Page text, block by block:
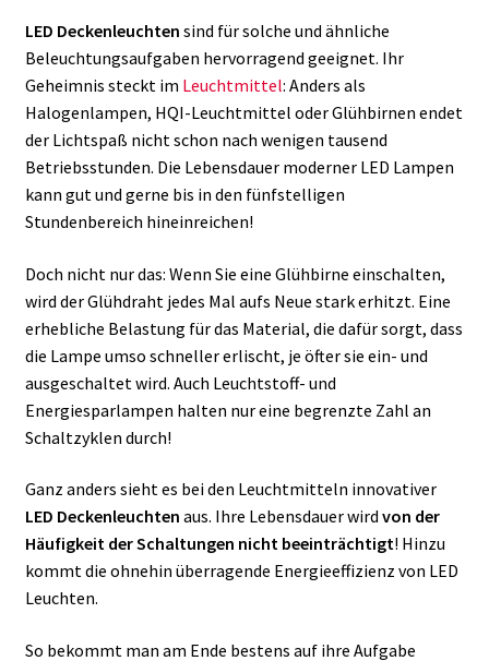
LED Deckenleuchten sind für solche und ähnliche
Beleuchtungsaufgaben hervorragend geeignet. Ihr
Geheimnis steckt im Leuchtmittel: Anders als
Halogenlampen, HQI-Leuchtmittel oder Glühbirnen endet
der Lichtspaß nicht schon nach wenigen tausend
Betriebsstunden. Die Lebensdauer moderner LED Lampen
kann gut und gerne bis in den fünfstelligen
Stundenbereich hineinreichen!
Doch nicht nur das: Wenn Sie eine Glühbirne einschalten,
wird der Glühdraht jedes Mal aufs Neue stark erhitzt. Eine
erhebliche Belastung für das Material, die dafür sorgt, dass
die Lampe umso schneller erlischt, je öfter sie ein- und
ausgeschaltet wird. Auch Leuchtstoff- und
Energiesparlampen halten nur eine begrenzte Zahl an
Schaltzyklen durch!
Ganz anders sieht es bei den Leuchtmitteln innovativer
LED Deckenleuchten aus. Ihre Lebensdauer wird von der
Häufigkeit der Schaltungen nicht beeinträchtigt! Hinzu
kommt die ohnehin überragende Energieeffizienz von LED
Leuchten.
So bekommt man am Ende bestens auf ihre Aufgabe